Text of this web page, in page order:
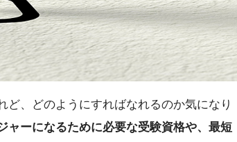
ど、どのようにすればなれるのか気になり
ャーになるために必要な受験資格や、最短